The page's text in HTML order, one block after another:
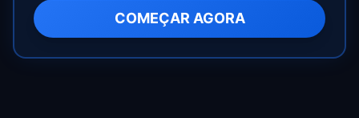
COMEÇAR AGORA